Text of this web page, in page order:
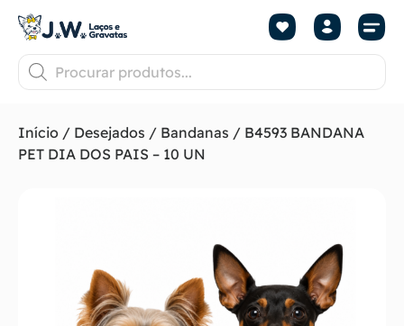
Início / Desejados / Bandanas / B4593 BANDANA
PET DIA DOS PAIS – 10 UN